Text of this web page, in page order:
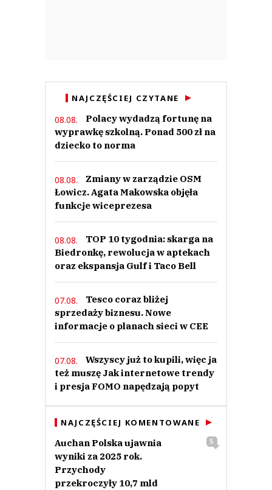
NAJCZĘŚCIEJ CZYTANE
08.08.
Polacy wydadzą fortunę na
wyprawkę szkolną. Ponad 500 zł na
dziecko to norma
08.08.
Zmiany w zarządzie OSM
Łowicz. Agata Makowska objęła
funkcje wiceprezesa
08.08.
TOP 10 tygodnia: skarga na
Biedronkę, rewolucja w aptekach
oraz ekspansja Gulf i Taco Bell
07.08.
Tesco coraz bliżej
sprzedaży biznesu. Nowe
informacje o planach sieci w CEE
07.08.
Wszyscy już to kupili, więc ja
też muszę Jak internetowe trendy
i presja FOMO napędzają popyt
NAJCZĘŚCIEJ KOMENTOWANE
Auchan Polska ujawnia
wyniki za 2025 rok.
Przychody
przekroczyły 10,7 mld
5